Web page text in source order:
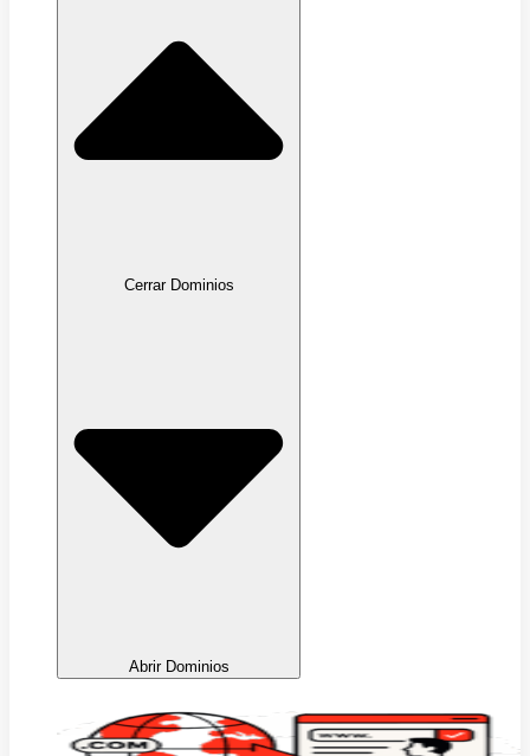
Cerrar Dominios
Abrir Dominios